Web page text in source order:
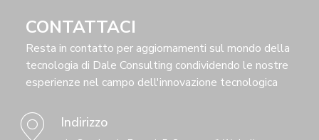
CONTATTACI
Resta in contatto per aggiornamenti sul mondo della
tecnologia di Dale Consulting condividendo le nostre
esperienze nel campo dell'innovazione tecnologica
Indirizzo